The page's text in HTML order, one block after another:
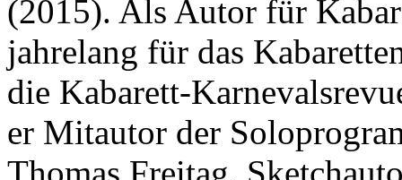
(2015). Als Autor für
jahrelang für das
die Kabarett-
er Mitautor der
Thomas Freitag,